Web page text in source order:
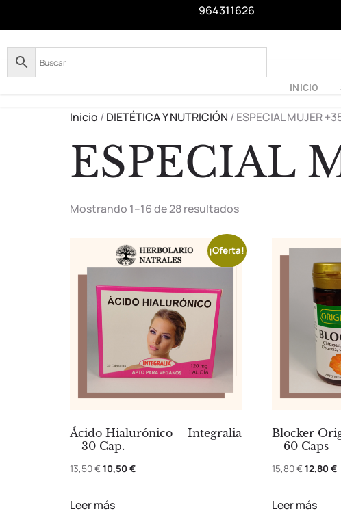
964311626
INICIO
Inicio /DIETÉTICA Y NUTRICIÓN / ESPECIAL MUJER
ESPECIAL
Mostrando 1–16 de 28 resultados
¡Oferta!
Ácido Hialurónico – Integralia
– 30 Cap.
13,50€10,50 €
Leer más
Blocker
– 60 Caps
15,80€12,80 €
Leer más